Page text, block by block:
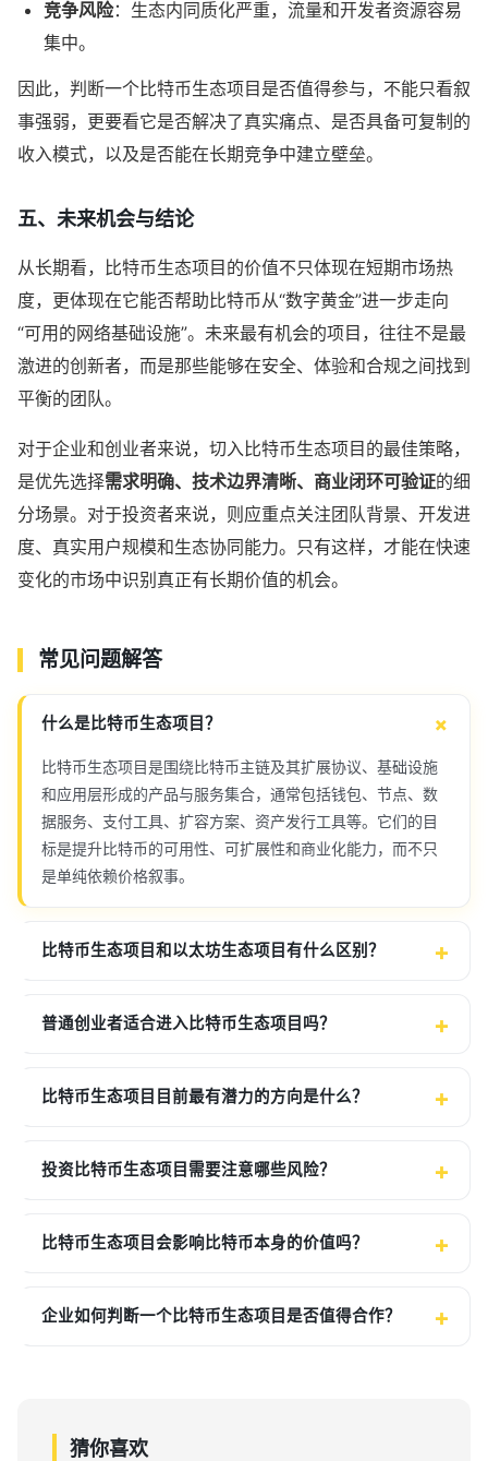
竞争风险：生态内同质化严重，流量和开发者资源容易
集中。
因此，判断一个比特币生态项目是否值得参与，不能只看叙
事强弱，更要看它是否解决了真实痛点、是否具备可复制的
收入模式，以及是否能在长期竞争中建立壁垒。
五、未来机会与结论
从长期看，比特币生态项目的价值不只体现在短期市场热
度，更体现在它能否帮助比特币从“数字黄金”进一步走向
“可用的网络基础设施”。未来最有机会的项目，往往不是最
激进的创新者，而是那些能够在安全、体验和合规之间找到
平衡的团队。
对于企业和创业者来说，切入比特币生态项目的最佳策略，
是优先选择需求明确、技术边界清晰、商业闭环可验证的细
分场景。对于投资者来说，则应重点关注团队背景、开发进
度、真实用户规模和生态协同能力。只有这样，才能在快速
变化的市场中识别真正有长期价值的机会。
常见问题解答
什么是比特币生态项目？
比特币生态项目是围绕比特币主链及其扩展协议、基础设施
和应用层形成的产品与服务集合，通常包括钱包、节点、数
据服务、支付工具、扩容方案、资产发行工具等。它们的目
标是提升比特币的可用性、可扩展性和商业化能力，而不只
是单纯依赖价格叙事。
比特币生态项目和以太坊生态项目有什么区别？
普通创业者适合进入比特币生态项目吗？
比特币生态项目目前最有潜力的方向是什么？
投资比特币生态项目需要注意哪些风险？
比特币生态项目会影响比特币本身的价值吗？
企业如何判断一个比特币生态项目是否值得合作？
猜你喜欢